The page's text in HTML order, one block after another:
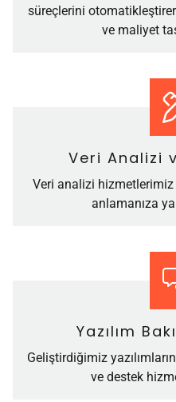
süreçlerini
ve maliyet
Veri Analizi
Veri analizi hizmetlerimiz
anlamanıza
Yazılım
Geliştirdiğimiz
ve destek